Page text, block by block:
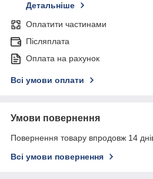
Детальніше
Оплатити частинами
Післяплата
Оплата на рахунок
Всі умови оплати
Умови повернення
Повернення товару впродовж 14
Всі умови повернення